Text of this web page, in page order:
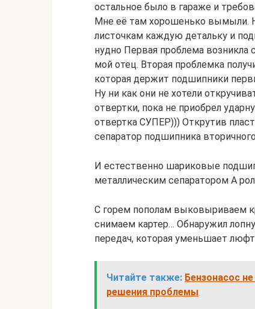
остальное было в гараже и
Мне её там хорошенько вымыли.
листочкам каждую детальку и
нудно Первая проблема возникла
мой отец. Вторая проблемка
которая держит подшипники
Ну ни как они не хотели
отвертки, пока не приобрел
отвертка СУПЕР))) Открутив
сепаратор подшипника
И естественно шариковые
металлическим сепаратором А
С горем пополам выковыриваем
снимаем картер… Обнаружил
передач, которая уменьшает
Читайте также: Бензонасос
решения проблемы